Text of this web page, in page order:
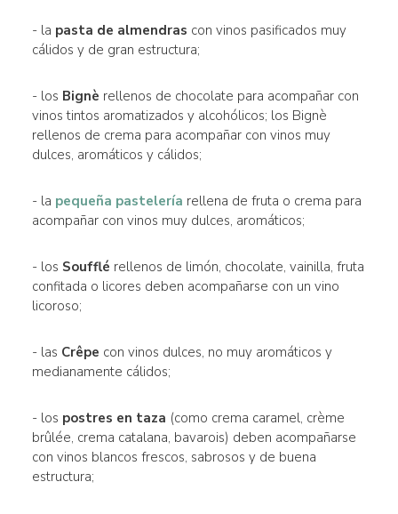
- la pasta de almendras con vinos pasificados muy
cálidos y de gran estructura;
- los Bignè rellenos de chocolate para acompañar con
vinos tintos aromatizados y alcohólicos; los Bignè
rellenos de crema para acompañar con vinos muy
dulces, aromáticos y cálidos;
- la pequeña pastelería rellena de fruta o crema para
acompañar con vinos muy dulces, aromáticos;
- los Soufflé rellenos de limón, chocolate, vainilla, fruta
confitada o licores deben acompañarse con un vino
licoroso;
- las Crêpe con vinos dulces, no muy aromáticos y
medianamente cálidos;
- los postres en taza (como crema caramel, crème
brûlée, crema catalana, bavarois) deben acompañarse
con vinos blancos frescos, sabrosos y de buena
estructura;